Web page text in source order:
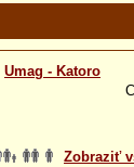
Umag - Katoro
Zobraziť